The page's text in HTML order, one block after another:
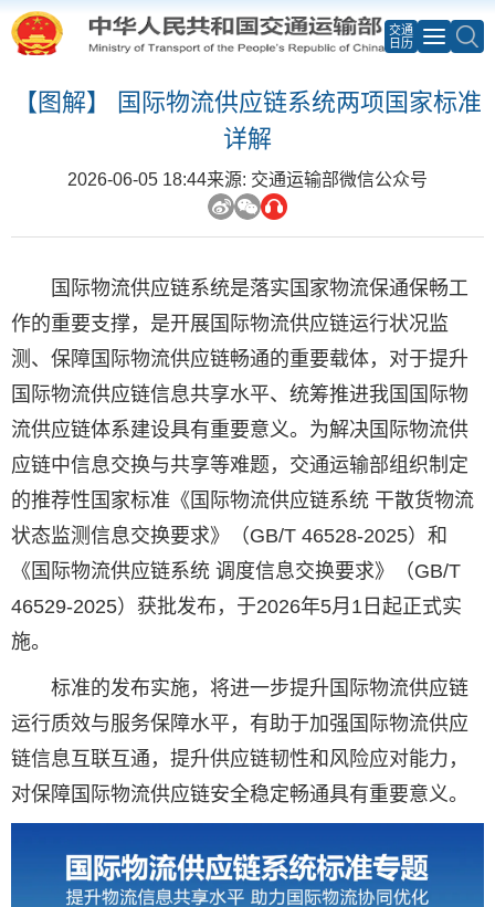
交通
日历
【图解】 国际物流供应链系统两项国家标准
详解
2026-06-05 18:44来源: 交通运输部微信公众号
国际物流供应链系统是落实国家物流保通保畅工
作的重要支撑，是开展国际物流供应链运行状况监
测、保障国际物流供应链畅通的重要载体，对于提升
国际物流供应链信息共享水平、统筹推进我国国际物
流供应链体系建设具有重要意义。为解决国际物流供
应链中信息交换与共享等难题，交通运输部组织制定
的推荐性国家标准《国际物流供应链系统 干散货物流
状态监测信息交换要求》（GB/T 46528-2025）和
《国际物流供应链系统 调度信息交换要求》（GB/T
46529-2025）获批发布，于2026年5月1日起正式实
施。
标准的发布实施，将进一步提升国际物流供应链
运行质效与服务保障水平，有助于加强国际物流供应
链信息互联互通，提升供应链韧性和风险应对能力，
对保障国际物流供应链安全稳定畅通具有重要意义。